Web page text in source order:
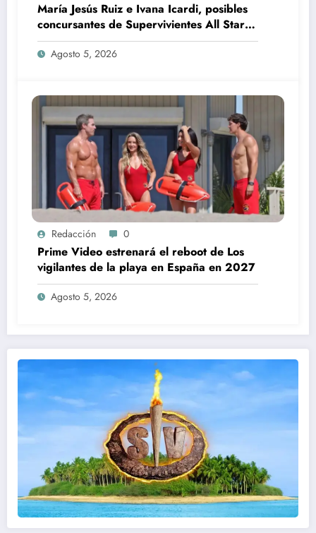
María Jesús Ruiz e Ivana Icardi, posibles
concursantes de Supervivientes All Stars
3
Agosto 5, 2026
Redacción 0
Prime Video estrenará el reboot de Los
vigilantes de la playa en España en 2027
Agosto 5, 2026